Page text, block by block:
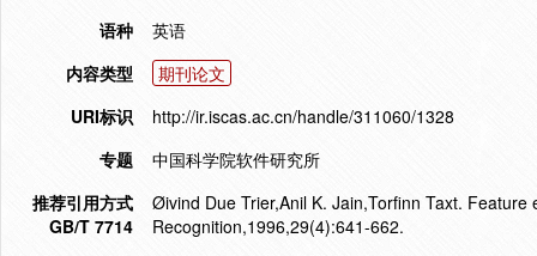
语种
英语
内容类型
期刊论文
URI标识
http://ir.iscas.ac.cn/handle/311060/1328
专题
中国科学院软件研究所
推荐引用方式
GB/T 7714
Øivind Due Trier,Anil K. Jain,Torfinn Taxt.
Recognition,1996,29(4):641-662.